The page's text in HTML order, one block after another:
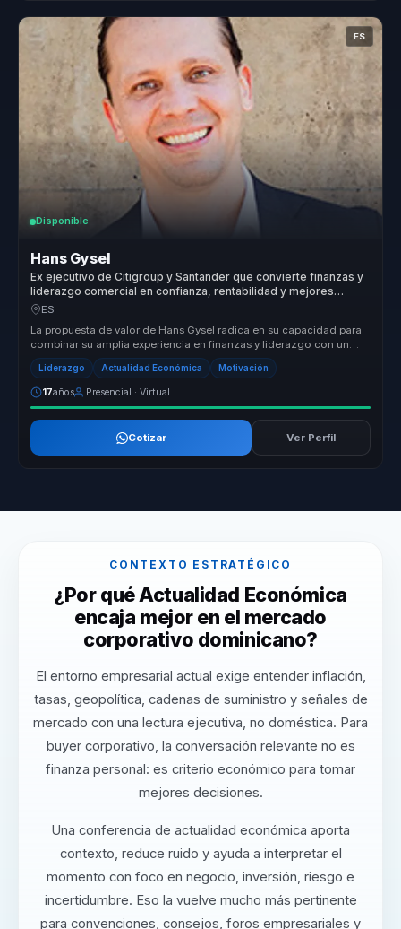
ES
Disponible
Hans Gysel
Ex ejecutivo de Citigroup y Santander que convierte finanzas y
liderazgo comercial en confianza, rentabilidad y mejores
decisiones para equipos.
ES
La propuesta de valor de Hans Gysel radica en su capacidad para
combinar su amplia experiencia en finanzas y liderazgo con un
enfoque prá...
Liderazgo Actualidad Económica Motivación
17años Presencial · Virtual
Cotizar Ver Perfil
CONTEXTO ESTRATÉGICO
¿Por qué Actualidad Económica
encaja mejor en el mercado
corporativo dominicano?
El entorno empresarial actual exige entender inflación,
tasas, geopolítica, cadenas de suministro y señales de
mercado con una lectura ejecutiva, no doméstica. Para
buyer corporativo, la conversación relevante no es
finanza personal: es criterio económico para tomar
mejores decisiones.
Una conferencia de actualidad económica aporta
contexto, reduce ruido y ayuda a interpretar el
momento con foco en negocio, inversión, riesgo e
incertidumbre. Eso la vuelve mucho más pertinente
para convenciones, consejos, foros empresariales y